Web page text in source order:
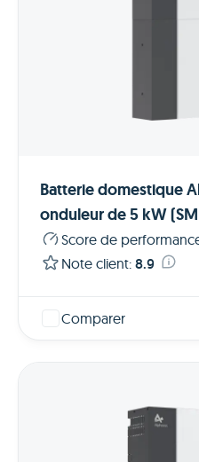
Batterie domestique
onduleur de 5 kW
Score de
Note client: 8.9
Comparer